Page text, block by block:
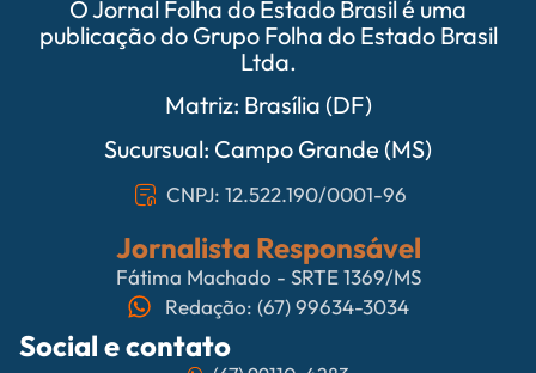
O Jornal Folha do Estado Brasil é uma
publicação do Grupo Folha do Estado Brasil
Ltda.
Matriz: Brasília (DF)
Sucursual: Campo Grande (MS)
CNPJ: 12.522.190/0001-96
Jornalista Responsável
Fátima Machado - SRTE 1369/MS
Redação: (67) 99634-3034
Social e contato